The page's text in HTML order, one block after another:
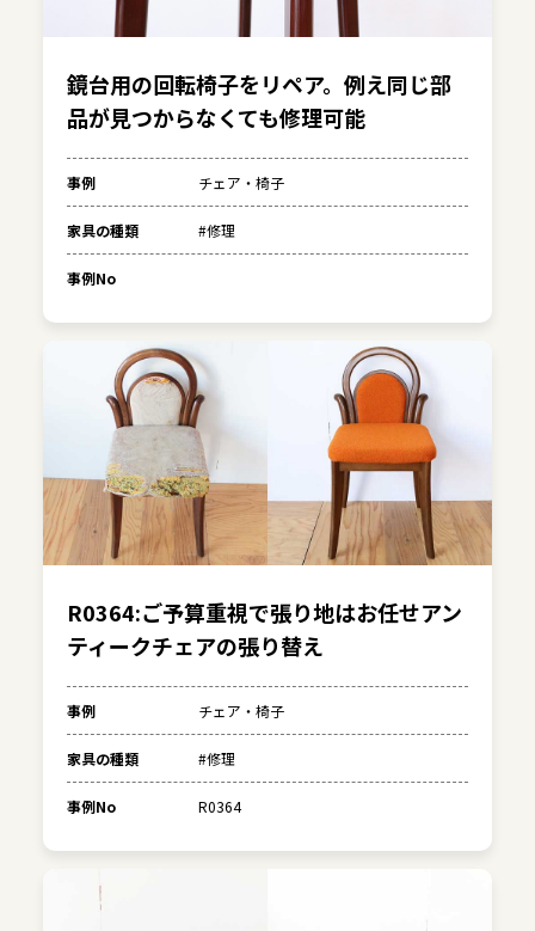
鏡台用の回転椅子をリペア。例え同じ部
品が見つからなくても修理可能
事例 チェア・椅子
家具の種類 #修理
事例No
R0364:ご予算重視で張り地はお任せアン
ティークチェアの張り替え
事例 チェア・椅子
家具の種類 #修理
事例No R0364